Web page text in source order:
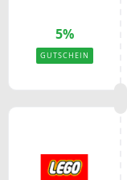
5%
GUTSCHEIN